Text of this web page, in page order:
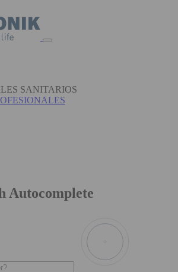
SANITARIOS
Autocomplete